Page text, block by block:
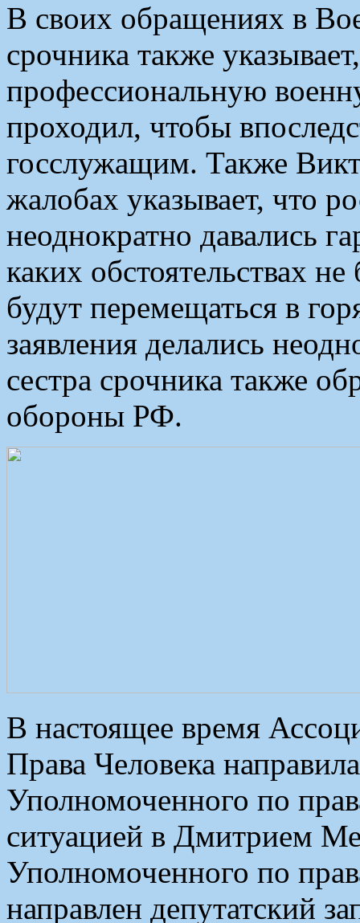
В своих обращениях в
срочника также
профессиональную
проходил, чтобы
госслужащим. Также
жалобах указывает, что
неоднократно давались
каких обстоятельствах
будут перемещаться в
заявления делались
сестра срочника также
обороны РФ.
В настоящее время
Права Человека
Уполномоченного по
ситуацией в Дмитрием
Уполномоченного по
направлен депутатский